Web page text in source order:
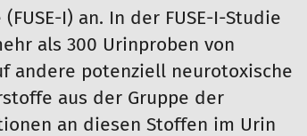
I) an. In der FUSE-I-Studie
als 300 Urinproben von
andere potenziell neurotoxische
aus der Gruppe der
an diesen Stoffen im Urin